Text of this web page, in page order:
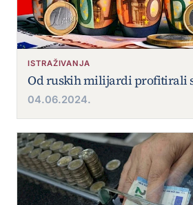
ISTRAŽIVANJA
Od ruskih milijardi profitirali
04.06.2024.